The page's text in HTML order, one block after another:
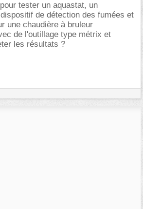
tester un aquastat, un
de détection des fumées et
une chaudière à bruleur
de l'outillage type métrix et
les résultats ?